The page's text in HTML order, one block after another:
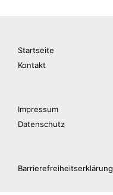
Startseite
Kontakt
Impressum
Datenschutz
Barrierefreiheitserklärung